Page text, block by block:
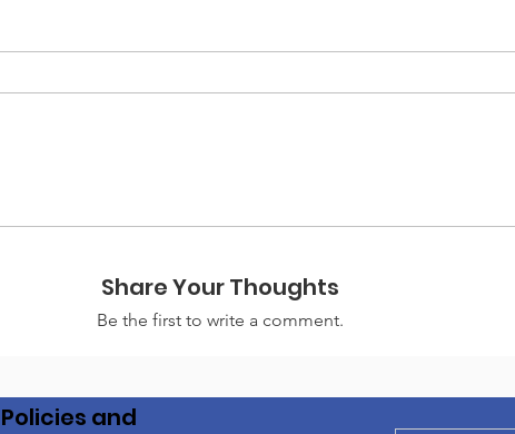
Share Your Thoughts
Be the first to write a comment.
Policies and